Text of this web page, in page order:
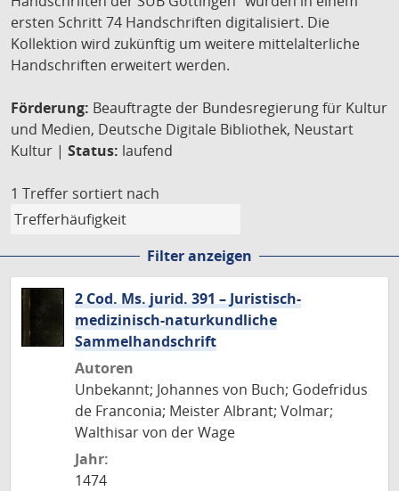
ersten Schritt 74 Handschriften digitalisiert. Die
Kollektion wird zukünftig um weitere mittelalterliche
Handschriften erweitert werden.
Förderung: Beauftragte der Bundesregierung für Kultur
und Medien, Deutsche Digitale Bibliothek, Neustart
Kultur | Status: laufend
1 Treffer sortiert nach
Filter anzeigen
2 Cod. Ms. jurid. 391 – Juristisch-
medizinisch-naturkundliche
Sammelhandschrift
Autoren
Unbekannt; Johannes von Buch; Godefridus
de Franconia; Meister Albrant; Volmar;
Walthisar von der Wage
Jahr:
1474